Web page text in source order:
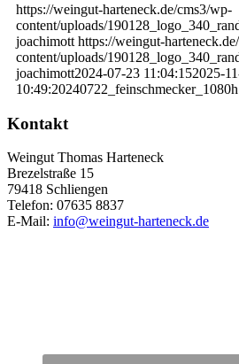
https://weingut-harteneck.de/cms3/wp-
content/uploads/
joachimott https://weingut-
content/uploads/
joachimott2024-07-23 11:04:152025-
10:49:20240722_feinschmecker_1080h
Kontakt
Weingut Thomas Harteneck
Brezelstraße 15
79418 Schliengen
Telefon: 07635 8837
E-Mail: info@weingut-harteneck.de